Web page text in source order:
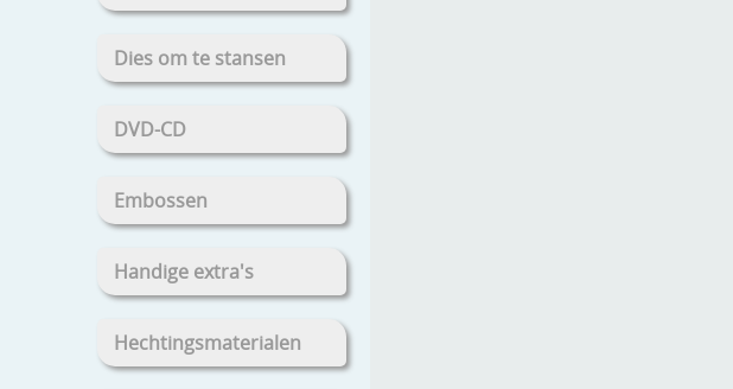
Dies om te stansen
DVD-CD
Embossen
Handige extra's
Hechtingsmaterialen